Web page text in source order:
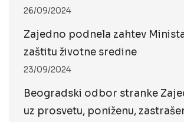
26/09/2024
Zajedno podnela zahtev
zaštitu životne sredine
23/09/2024
Beogradski odbor stranke
uz prosvetu, poniženu,